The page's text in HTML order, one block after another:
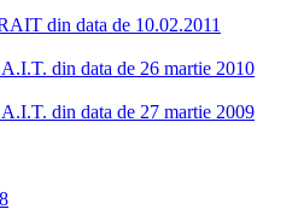
din data de 10.02.2011
din data de 26 martie 2010
din data de 27 martie 2009